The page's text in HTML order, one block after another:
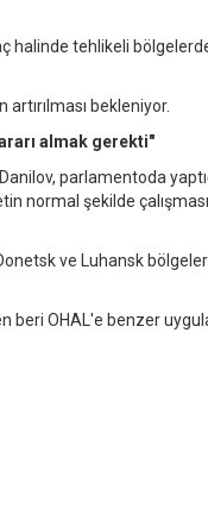
halinde tehlikeli
bekleniyor.
almak gerekti"
parlamentoda
normal şekilde
ve Luhansk
OHAL'e benzer